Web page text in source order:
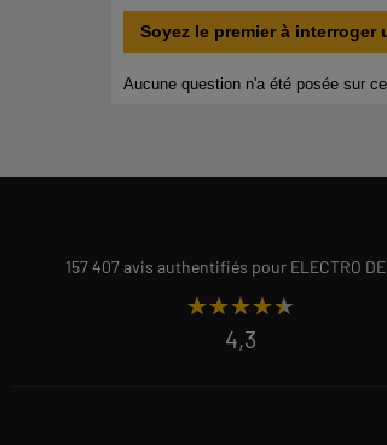
157 407 avis authentifiés pour ELECTRO
★★★★★
★★★★★
4,3